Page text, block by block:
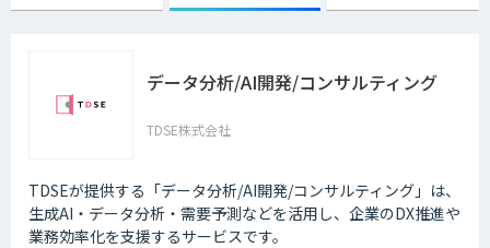
データ分析/AI開発/コンサルティング
TDSE株式会社
TDSEが提供する「データ分析/AI開発/コンサルティング」は、
生成AI・データ分析・需要予測などを活用し、企業のDX推進や
業務効率化を支援するサービスです。